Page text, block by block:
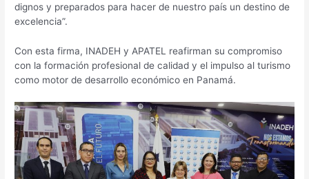
dignos y preparados para hacer de nuestro país un destino de
excelencia”.
Con esta firma, INADEH y APATEL reafirman su compromiso
con la formación profesional de calidad y el impulso al turismo
como motor de desarrollo económico en Panamá.